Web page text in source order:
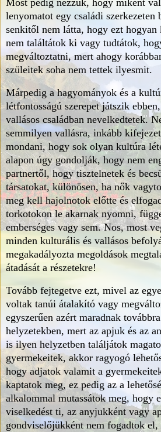
Most pedig nézzük, hogy miként
lenyomatot egy családi szerkezeten
senkitől nem látta, hogy ezt
nem találtátok ki vagy tudtátok,
megváltoztatni, mert ahogy
szüleitek soha nem tettek ilyesmit.
Márpedig a hagyományok és a
létfontosságú szerepet játszik
vallásos családban nevelkedtetek.
semmilyen vallásra, inkább
mondani, hogy sok olyan kultúra
alapon úgy gondolják, hogy nem
partnertől, hogy tisztelnetek és
társatokat, különösen, ha nők
meg kell hajolnotok előtte és
torkotokon le akarnak nyomni,
emberséges vagy sem. Nos, most
minden kulturális és vallásos
megakadályozta megoldások
átadását a részetekre!
Tovább fejtegetve ezt, mivel az
voltak tanúi átalakító vagy
egyszerűen azért maradnak
helyzetekben, mert az apjuk és az
is ilyen helyzetben találjátok
gyermekeitek, akkor ragyogó
hogy adjatok valamit a
kaptatok meg, ez pedig az a
alkalommal mutassátok meg, hogy
viselkedést ti, az anyjukként vagy
gondviselőjükként nem fogadtok